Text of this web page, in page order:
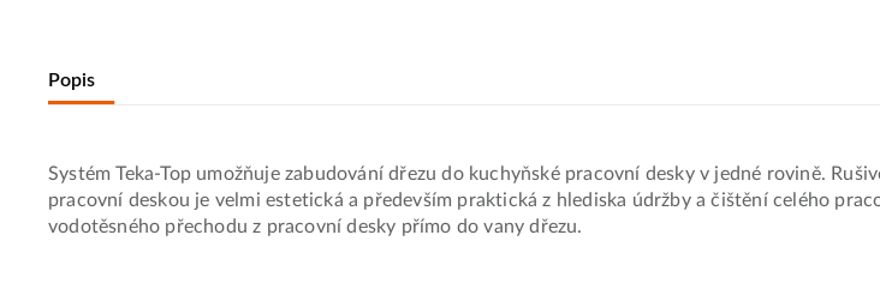
Popis
Systém Teka-Top umožňuje zabudování dřezu do kuchyňské pracovní desky v jedné rovině.
pracovní deskou je velmi estetická a především praktická z hlediska údržby a čištění celého
vodotěsného přechodu z pracovní desky přímo do vany dřezu.